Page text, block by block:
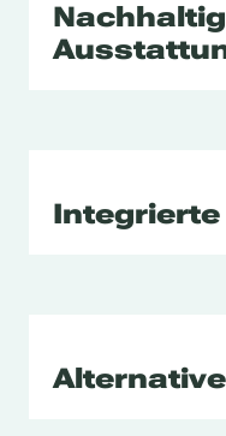
Integrierte